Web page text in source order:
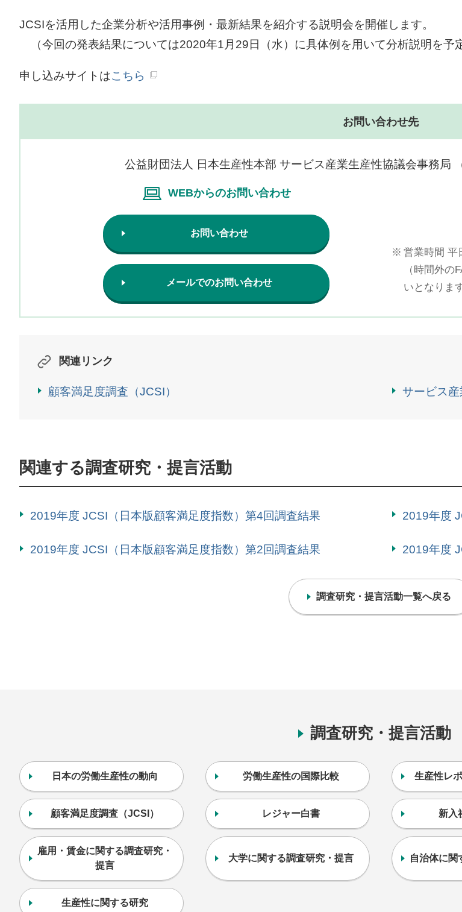
JCSIを活用した企業分析や活用事例・最新結果を紹介する説明会を開催します。
（今回の発表結果については2020年1月29日（水）に具体例を用いて分析説明を予
申し込みサイトはこちら
お問い合わせ先
公益財団法人 日本生産性本部 サービス産業生産性協議会事務局
WEBからのお問い合わせ
お問い合わせ
メールでのお問い合わせ
※ 営業時間 平
（時間外
いとなりま
関連リンク
顧客満足度調査（JCSI） サービス
関連する調査研究・提言活動
2019年度 JCSI（日本版顧客満足度指数）第4回調査結果 2019年度
2019年度 JCSI（日本版顧客満足度指数）第2回調査結果 2019年度
調査研究・提言活動一覧へ戻る
調査研究・提言活動
日本の労働生産性の動向 労働生産性の国際比較 生産性レ
顧客満足度調査（JCSI） レジャー白書 新入
雇用・賃金に関する調査研究・
提言
大学に関する調査研究・提言 自治体に関
生産性に関する研究